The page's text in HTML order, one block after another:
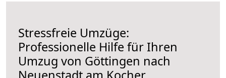
Stressfreie Umzüge:
Professionelle Hilfe für Ihren
Umzug von Göttingen nach